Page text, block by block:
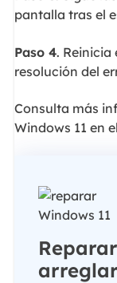
pantalla tras el
Paso 4. Reinicia
resolución del
Consulta más
Windows 11 en